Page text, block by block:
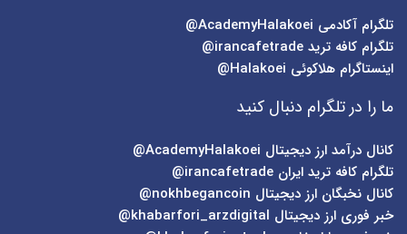
تلگرام آکادمی
تلگرام کافه ترید irancafetrade@
اینستاگرام هلاکوئی Halakoei@
ما را در تلگرام دنبال کنید
کانال درآمد ارز دیجیتال AcademyHalakoei@
تلگرام کافه ترید ایران irancafetrade@
کانال نخبگان ارز دیجیتال nokhbegancoin@
خبر فوری ارز دیجیتال khabarfori_arzdigital@